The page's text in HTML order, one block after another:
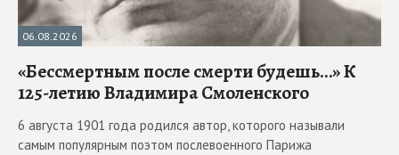
06.08.2026
«Бессмертным после смерти будешь…» К
125-летию Владимира Смоленского
6 августа 1901 года родился автор, которого называли
самым популярным поэтом послевоенного Парижа